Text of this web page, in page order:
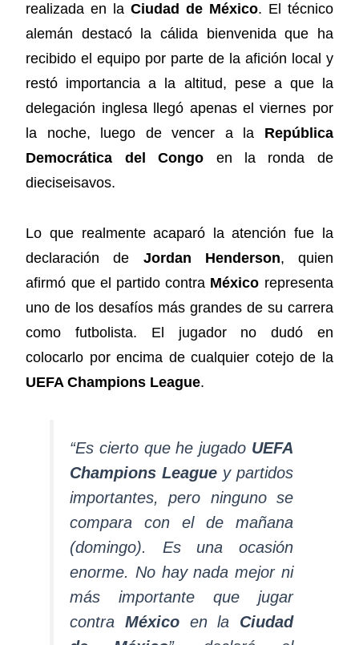
realizada en laCiudad de México. El técnico
alemán destacó la cálida bienvenida que ha
recibido el equipo por parte de la afición local y
restó importancia a la altitud, pese a que la
delegación inglesa llegó apenas el viernes por
la noche, luego de vencer a la República
Democrática del Congo en la ronda de
dieciseisavos.
Lo que realmente acaparó la atención fue la
declaración de Jordan Henderson, quien
afirmó que el partido contra México representa
uno de los desafíos más grandes de su carrera
como futbolista. El jugador no dudó en
colocarlo por encima de cualquier cotejo de la
UEFA Champions League.
“Es cierto que he jugado UEFA
Champions League y partidos
importantes, pero ninguno se
compara con el de mañana
(domingo). Es una ocasión
enorme. No hay nada mejor ni
más importante que jugar
contra Méxicoen la Ciudad